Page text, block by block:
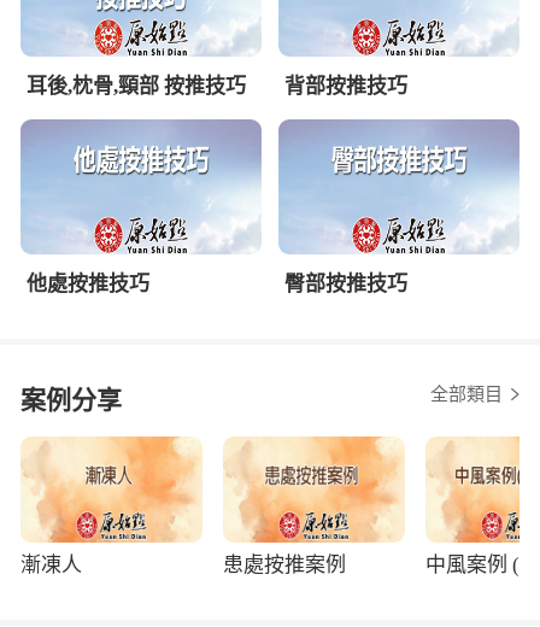
耳後,枕骨,頸部 按推技巧 背部按推技巧
他處按推技巧 臀部按推技巧
案例分享 全部類目
漸凍人 患處按推案例 中風案例 (